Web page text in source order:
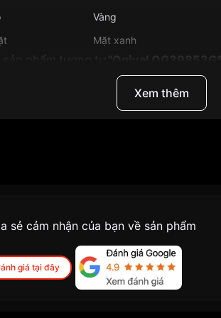
Vàng
Mặt xanh
phẩm tương tự "Ogival
Xem thêm
sẻ cảm nhận của bạn về sản phẩm
giá tại đây